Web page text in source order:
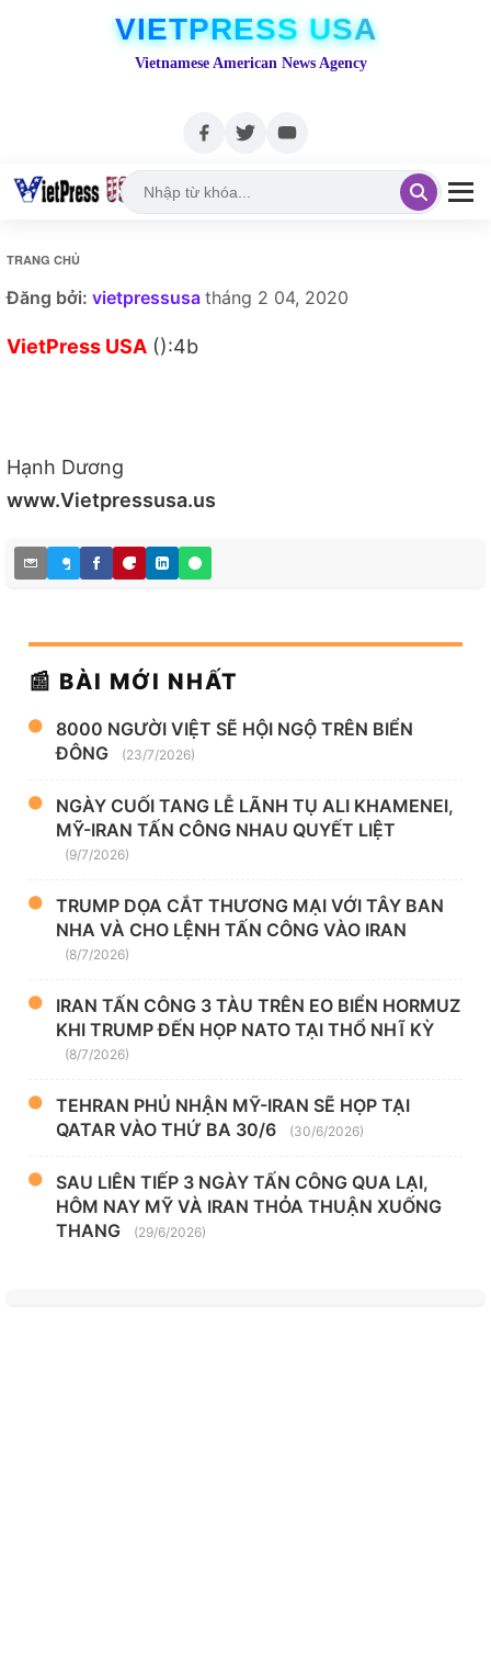
VIETPRESS USA
Vietnamese American News Agency
TRANG CHỦ
Đăng bởi: vietpressusa tháng 2 04, 2020
VietPress USA ():4b
Hạnh Dương
www.Vietpressusa.us
📰 BÀI MỚI NHẤT
8000 NGƯỜI VIỆT SẼ HỘI NGỘ TRÊN BIỂN
ĐÔNG
(23/7/2026)
NGÀY CUỐI TANG LỄ LÃNH TỤ ALI KHAMENEI,
MỸ-IRAN TẤN CÔNG NHAU QUYẾT LIỆT
(9/7/2026)
TRUMP DỌA CẮT THƯƠNG MẠI VỚI TÂY BAN
NHA VÀ CHO LỆNH TẤN CÔNG VÀO IRAN
(8/7/2026)
IRAN TẤN CÔNG 3 TÀU TRÊN EO BIỂN HORMUZ
KHI TRUMP ĐẾN HỌP NATO TẠI THỔ NHĨ KỲ
(8/7/2026)
TEHRAN PHỦ NHẬN MỸ-IRAN SẼ HỌP TẠI
QATAR VÀO THỨ BA 30/6
(30/6/2026)
SAU LIÊN TIẾP 3 NGÀY TẤN CÔNG QUA LẠI,
HÔM NAY MỸ VÀ IRAN THỎA THUẬN XUỐNG
THANG
(29/6/2026)